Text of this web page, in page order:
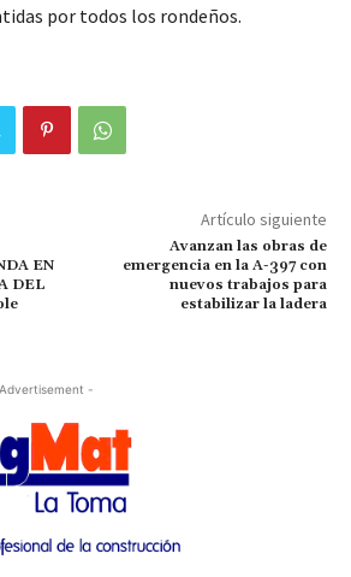
por todos los rondeños.
EN
DEL
Artículo siguiente
Avanzan las obras de
emergencia en la A-397 con
nuevos trabajos para
estabilizar la ladera
-